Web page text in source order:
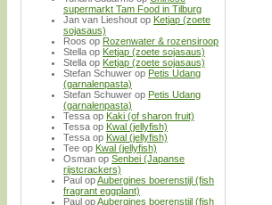
supermarkt Tam Food in Tilburg
Jan van Lieshout op Ketjap (zoete
sojasaus)
Roos op Rozenwater & rozensiroop
Stella op Ketjap (zoete sojasaus)
Stella op Ketjap (zoete sojasaus)
Stefan Schuwer op Petis Udang
(garnalenpasta)
Stefan Schuwer op Petis Udang
(garnalenpasta)
Tessa op Kaki (of sharon fruit)
Tessa op Kwal (jellyfish)
Tessa op Kwal (jellyfish)
Tee op Kwal (jellyfish)
Osman op Senbei (Japanse
rijstcrackers)
Paul opAubergines boerenstijl (fish
fragrant eggplant)
Paul opAubergines boerenstijl (fish